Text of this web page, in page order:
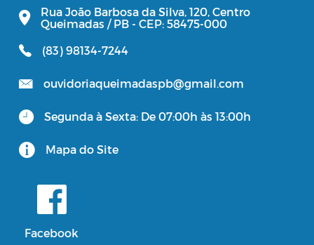
Rua João Barbosa da Silva, 120, Centro
Queimadas / PB - CEP: 58475-000
(83) 98134-7244
ouvidoriaqueimadaspb@gmail.com
Segunda à Sexta: De 07:00h às 13:00h
Mapa do Site
Facebook